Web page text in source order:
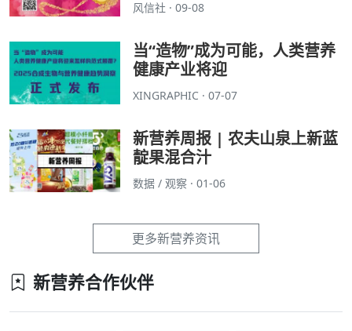
风信社 · 09-08
当“造物”成为可能，人类营养
健康产业将迎
XINGRAPHIC · 07-07
新营养周报 | 农夫山泉上新蓝
靛果混合汁
数据 / 观察 · 01-06
更多新营养资讯
新营养合作伙伴